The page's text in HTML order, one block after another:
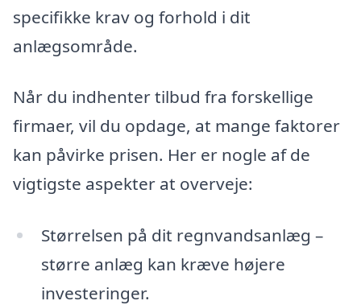
specifikke krav og forhold i dit
anlægsområde.
Når du indhenter tilbud fra forskellige
firmaer, vil du opdage, at mange faktorer
kan påvirke prisen. Her er nogle af de
vigtigste aspekter at overveje:
Størrelsen på dit regnvandsanlæg –
større anlæg kan kræve højere
investeringer.